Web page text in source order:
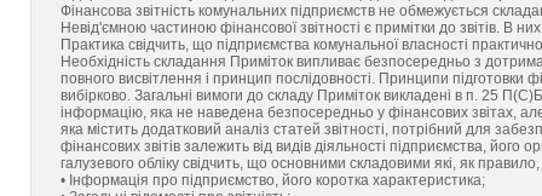
Фінансова звітність комунальних підприємств не обмежується
Невід'ємною частиною фінансової звітності є примітки до звітів. В
Практика свідчить, що підприємства комунальної власності
Необхідність складання Приміток випливає безпосередньо з
повного висвітлення і принцип послідовності. Принципи підготовки
вибірково. Загальні вимоги до складу Приміток викладені в п. 25
інформацію, яка не наведена безпосередньо у фінансових звітах,
яка містить додатковий аналіз статей звітності, потрібний для
фінансових звітів залежить від видів діяльності підприємства, його
галузевого обліку свідчить, що основними складовими які, як
• Інформація про підприємство, його коротка характеристика;